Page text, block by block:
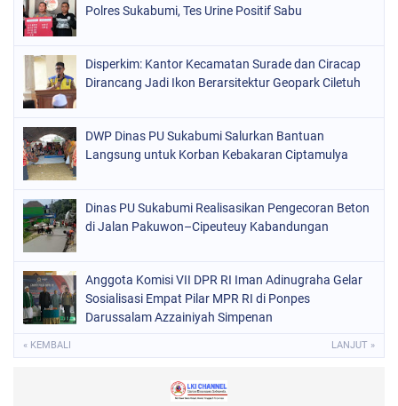
Polres Sukabumi, Tes Urine Positif Sabu
Disperkim: Kantor Kecamatan Surade dan Ciracap
Dirancang Jadi Ikon Berarsitektur Geopark Ciletuh
DWP Dinas PU Sukabumi Salurkan Bantuan
Langsung untuk Korban Kebakaran Ciptamulya
Dinas PU Sukabumi Realisasikan Pengecoran Beton
di Jalan Pakuwon–Cipeuteuy Kabandungan
Anggota Komisi VII DPR RI Iman Adinugraha Gelar
Sosialisasi Empat Pilar MPR RI di Ponpes
Darussalam Azzainiyah Simpenan
« KEMBALI LANJUT »